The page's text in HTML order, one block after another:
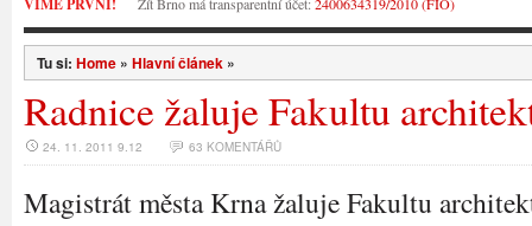
VÍME PRVNÍ!
Tu si: Home » Hlavní článek »
Radnice žaluje Fakultu
24. 11. 2011 9.12 63 KOMENTÁŘŮ
Magistrát města Krna žaluje Fakultu